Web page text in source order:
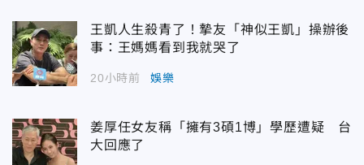
王凱人生殺青了！摯友「神似王凱」操辦後
事：王媽媽看到我就哭了
20小時前 娛樂
姜厚任女友稱「擁有3碩1博」學歷遭疑 台
大回應了